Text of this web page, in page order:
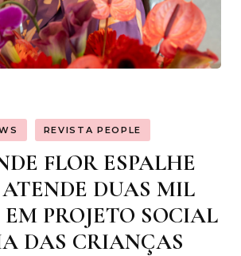
REVISTA PEOPLE
FLOR ESPALHE
DUAS MIL
EM PROJETO SOCIAL
DAS CRIANÇAS